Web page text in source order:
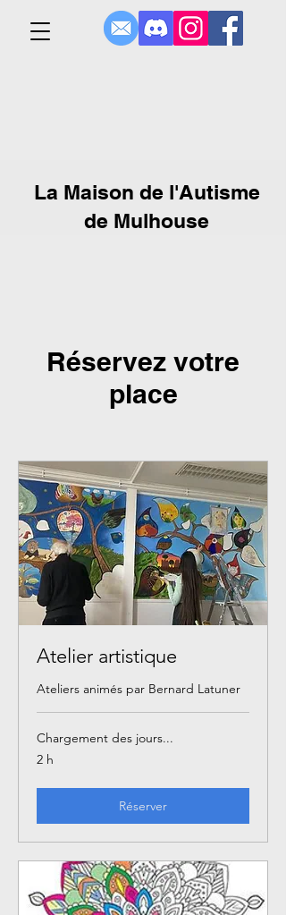
La Maison de l'Autisme
de Mulhouse
Réservez votre
place
Atelier artistique
Ateliers animés par Bernard Latuner
Chargement des jours...
2 h
Réserver